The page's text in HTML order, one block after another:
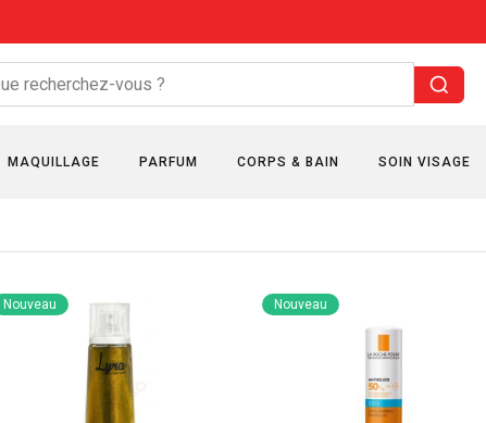
MAQUILLAGE PARFUM CORPS & BAIN SOIN VISAGE
Nouveau Nouveau